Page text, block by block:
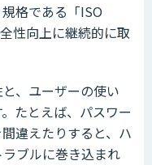
格である「ISO
性向上に継続的に取
、ユーザーの使い
たとえば、パスワー
違えたりすると、ハ
ブルに巻き込まれ